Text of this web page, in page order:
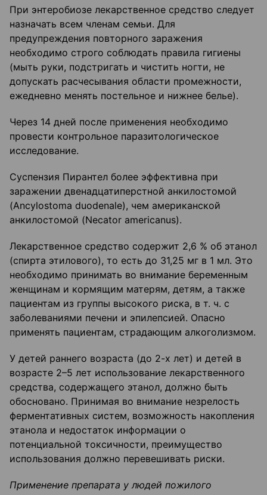
При энтеробиозе лекарственное средство следует
назначать всем членам семьи. Для
предупреждения повторного заражения
необходимо строго соблюдать правила гигиены
(мыть руки, подстригать и чистить ногти, не
допускать расчесывания области промежности,
ежедневно менять постельное и нижнее белье).
Через 14 дней после применения необходимо
провести контрольное паразитологическое
исследование.
Суспензия Пирантел более эффективна при
заражении двенадцатиперстной анкилостомой
(Ancylostoma duodenale), чем американской
анкилостомой (Necator americanus).
Лекарственное средство содержит 2,6 % об этанол
(спирта этилового), то есть до 31,25 мг в 1 мл. Это
необходимо принимать во внимание беременным
женщинам и кормящим матерям, детям, а также
пациентам из группы высокого риска, в т. ч. с
заболеваниями печени и эпилепсией. Опасно
применять пациентам, страдающим алкоголизмом.
У детей раннего возраста (до 2-х лет) и детей в
возрасте 2–5 лет использование лекарственного
средства, содержащего этанол, должно быть
обосновано. Принимая во внимание незрелость
ферментативных систем, возможность накопления
этанола и недостаток информации о
потенциальной токсичности, преимущество
использования должно перевешивать риски.
Применение препарата у людей пожилого